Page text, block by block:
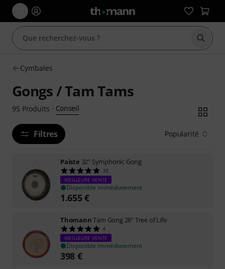
Cymbales
Gongs / Tam Tams
95 Produits · Conseil
Filtres Popularité
Paiste 32" Symphonic Gong
38
MEILLEURE VENTE
Disponible immédiatement
1.655€
ThomannTam Gong 28" Tree of Life
4
MEILLEURE VENTE
Disponible immédiatement
398 €